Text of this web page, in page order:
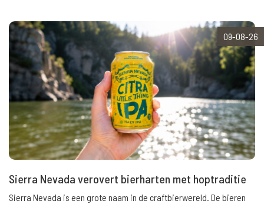
09-08-26
Sierra Nevada verovert bierharten met hoptraditie
Sierra Nevada is een grote naam in de craftbierwereld. De bieren